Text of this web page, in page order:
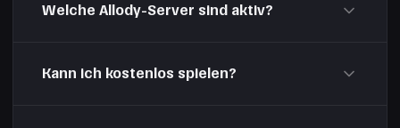
Welche Allody-Server sind aktiv?
aktuelle Liste findest du im Spielclient oder auf
Kann ich kostenlos spielen?